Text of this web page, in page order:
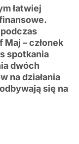
łatwiej
– członek
spotkania
dwóch
na działania
się na